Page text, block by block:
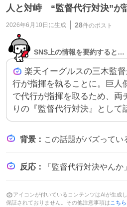
人と対峙 “監督代行対決”が
2026年6月10日 に生成 28件のポスト
SNS上の情報を要約すると…
楽天イーグルスの三木監
行が指揮を執ることに。巨人
で代行が指揮を取るため、両
りの『監督代行対決』として
背景 ： この話題がバズっている理由は、監督が急に休養に入り代行が指揮を執るという珍しい展開が12年ぶりに起き、フ
反応 ： 「監督代行対決やんか」と驚きや皮肉の声がある一方で、「面白す
アイコンが付いているコンテンツはAIが生成
保証されておりません。その他注意事項は こちら